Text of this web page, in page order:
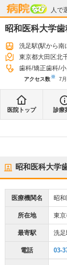
人で
病院
昭和医科大学
洗足駅(駅から南
東京都大田区北
歯科 矯正歯科
アクセス数※ 7月
医院トップ 診療
昭和医科大学
医療機関名 昭
所在地 東
最寄駅 洗足
電話 03-